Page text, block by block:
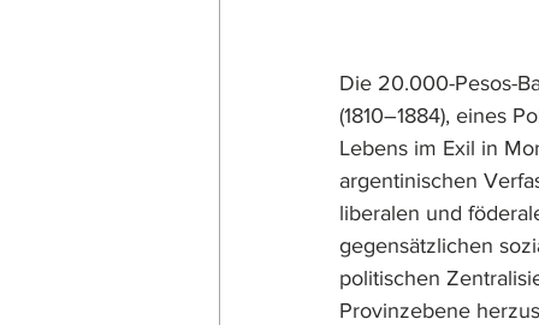
Die 20.000-Pesos-
(1810–1884), eines
Lebens im Exil in
argentinischen
liberalen und
gegensätzlichen
politischen
Provinzebene